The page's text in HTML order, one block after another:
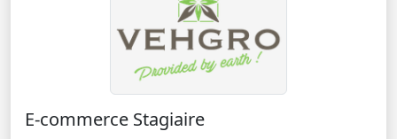
E-commerce Stagiaire